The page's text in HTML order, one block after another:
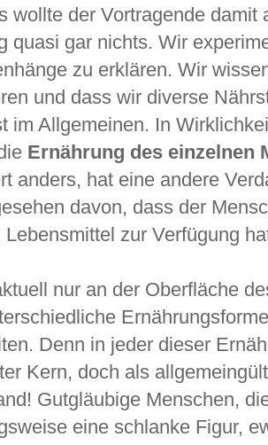
wollte der Vortragende
quasi gar nichts. Wir
zu erklären. Wir
und dass wir diverse
im Allgemeinen. In
Ernährung des einzelnen
anders, hat eine andere
davon, dass der
Lebensmittel zur Verfügung
nur an der Oberfläche
Denn in jeder dieser
Kern, doch als
Gutgläubige Menschen,
eine schlanke Figur,